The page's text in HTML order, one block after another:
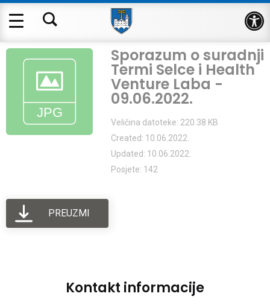
Sporazum o suradnji
Termi Selce i Health
Venture Laba -
09.06.2022.
Veličina datoteke: 220.38 KB
Created: 10.06.2022.
Updated: 10.06.2022.
Posjete: 142
PREUZMI
Kontakt informacije